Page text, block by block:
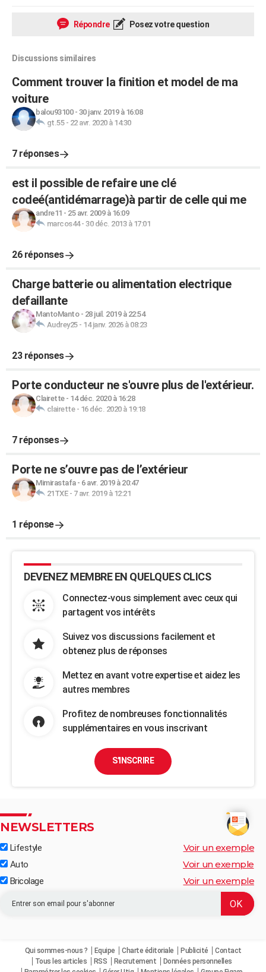
Répondre Posez votre question
Discussions similaires
Comment trouver la finition et model de ma
voiture
balou93100- 30 janv. 2019 à 16:08
gt.55- 22 avr. 2020 à 14:30
7 réponses
est il possible de refaire une clé
codeé(antidémarrage)à partir de celle qui me
andre11 - 25 avr. 2009 à 16:09
marcos44- 30 déc. 2013 à 17:01
26 réponses
Charge batterie ou alimentation electrique
defaillante
MantoManto- 28 juil. 2019 à 22:54
Audrey25- 14 janv. 2026 à 08:23
23 réponses
Porte conducteur ne s'ouvre plus de l'extérieur.
Clairette- 14 déc. 2020 à 16:28
clairette- 16 déc. 2020 à 19:18
7 réponses
Porte ne s’ouvre pas de l’extérieur
Mimirastafa- 6 avr. 2019 à 20:47
21TXE- 7 avr. 2019 à 12:21
1 réponse
DEVENEZ MEMBRE EN QUELQUES CLICS
Connectez-vous simplement avec ceux qui
partagent vos intérêts
Suivez vos discussions facilement et
obtenez plus de réponses
Mettez en avant votre expertise et aidez les
autres membres
Profitez de nombreuses fonctionnalités
supplémentaires en vous inscrivant
S'INSCRIRE
NEWSLETTERS
Lifestyle Voir un exemple
Auto Voir un exemple
Bricolage Voir un exemple
Qui sommes-nous ? Equipe Charte éditoriale Publicité
Contact
Tous les articles
RSS Recrutement
Données personnelles